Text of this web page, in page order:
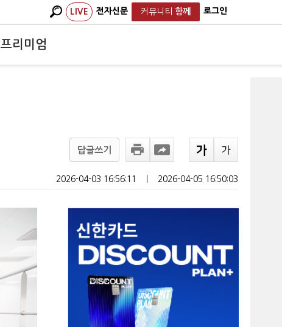
LIVE 전자신문 커뮤니티 함께 로그인
프리미엄
답글쓰기
2026-04-03 16:56:11 2026-04-05 16:50:03